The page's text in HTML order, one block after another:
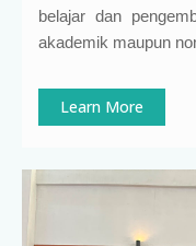
belajar dan
akademik maupun
Learn More